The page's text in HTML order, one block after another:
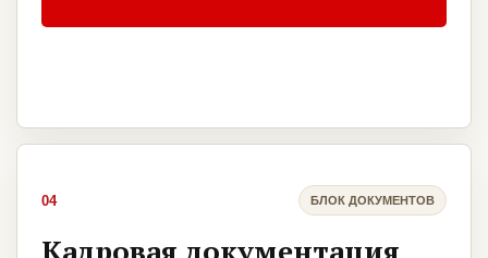
04 БЛОК ДОКУМЕНТОВ
Кадровая документация